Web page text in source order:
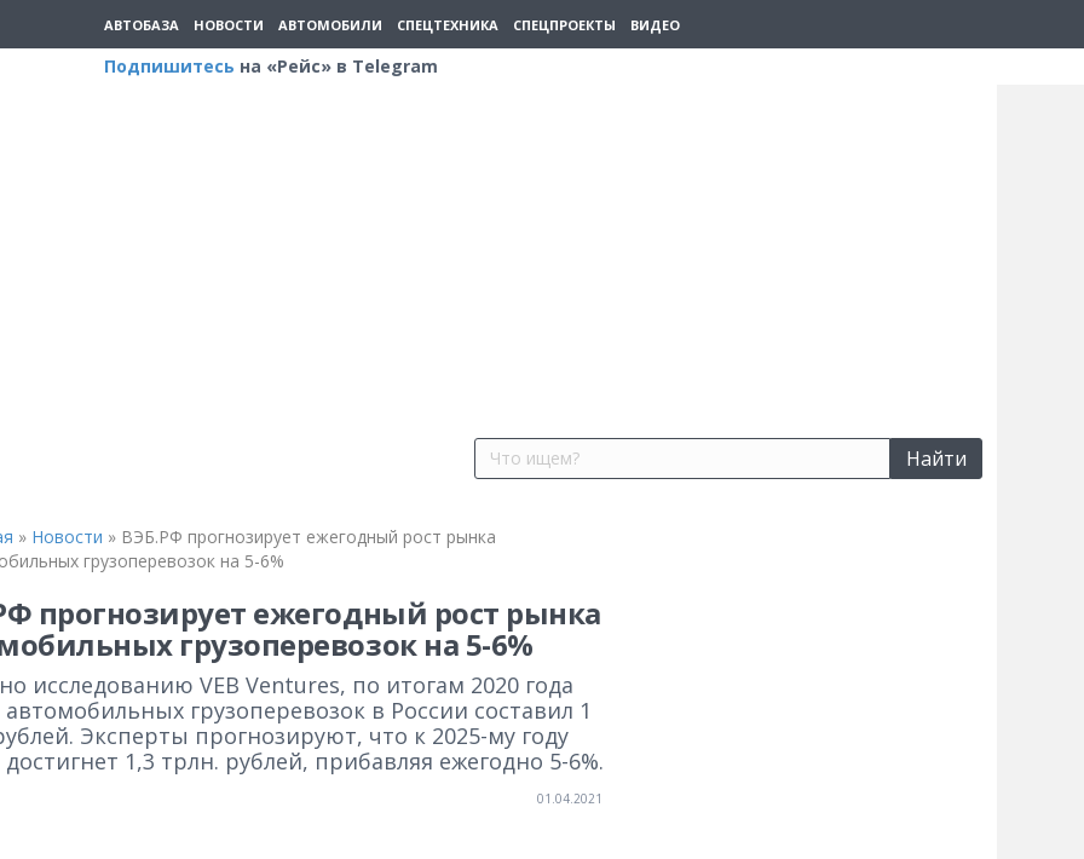
АВТОБАЗА НОВОСТИ АВТОМОБИЛИ СПЕЦТЕХНИКА СПЕЦПРОЕКТЫ ВИДЕО
Подпишитесь на «Рейс» в Telegram
Найти
» Новости » ВЭБ.РФ прогнозирует ежегодный рост рынка
грузоперевозок на 5-6%
прогнозирует ежегодный рост рынка
грузоперевозок на 5-6%
исследованию VEB Ventures, по итогам 2020 года
грузоперевозок в России составил 1
Эксперты прогнозируют, что к 2025-му году
1,3 трлн. рублей, прибавляя ежегодно 5-6%.
01.04.2021